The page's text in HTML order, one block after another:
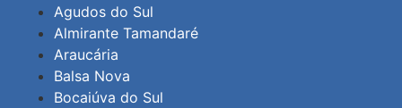
Agudos do Sul
Almirante Tamandaré
Araucária
Balsa Nova
Bocaiúva do Sul